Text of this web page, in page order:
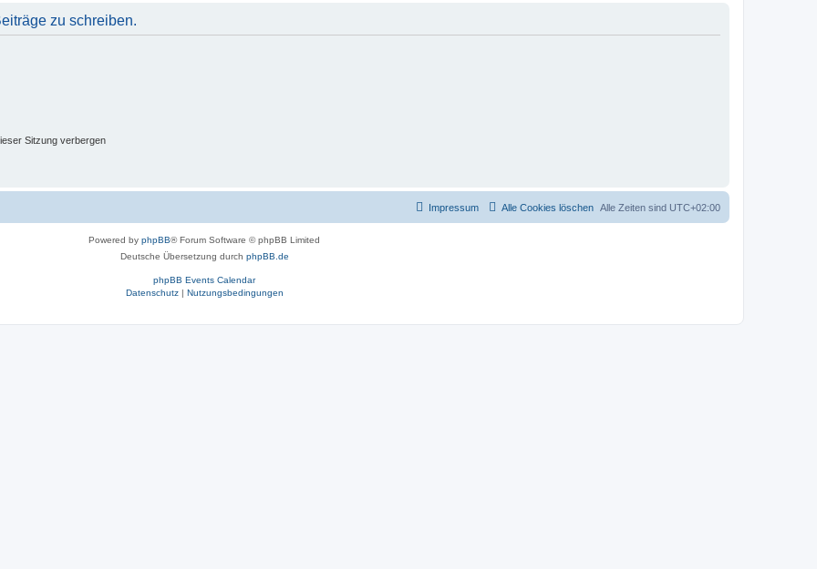
zu schreiben.
Sitzung verbergen
Alle Zeiten sind UTC+02:00
Alle Cookies löschen
Impressum
Powered by phpBB® Forum Software © phpBB Limited
Deutsche Übersetzung durch phpBB.de
phpBB Events Calendar
Datenschutz| Nutzungsbedingungen